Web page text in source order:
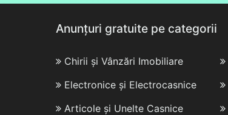
Anunțuri gratuite pe categorii
Chirii și Vânzări Imobiliare
Electronice și Electrocasnice
Articole și Unelte Casnice